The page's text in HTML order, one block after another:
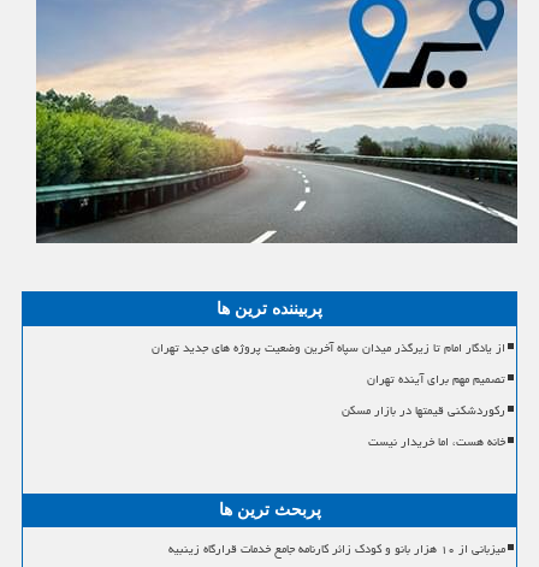
پربیننده ترین ها
از یادگار امام تا زیرگذر میدان سپاه آخرین وضعیت پروژه های جدید تهران
تصمیم مهم برای آینده تهران
رکوردشکنی قیمتها در بازار مسکن
خانه هست، اما خریدار نیست
پربحث ترین ها
میزبانی از ۱۰ هزار بانو و کودک زائر کارنامه جامع خدمات قرارگاه زینبیه